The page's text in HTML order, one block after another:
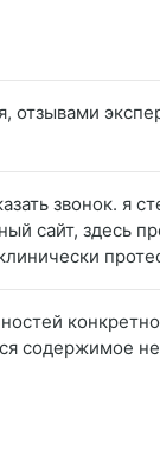
звонок. я
здесь
содержимое